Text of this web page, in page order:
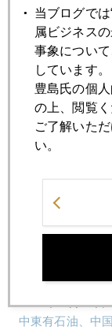
2019年05月31日
2019年05月30日
中東有石油、中
当ブログで
属ビジネス
事象につい
しています。
豊島氏の個
の上、閲覧く
ご了解いた
い。